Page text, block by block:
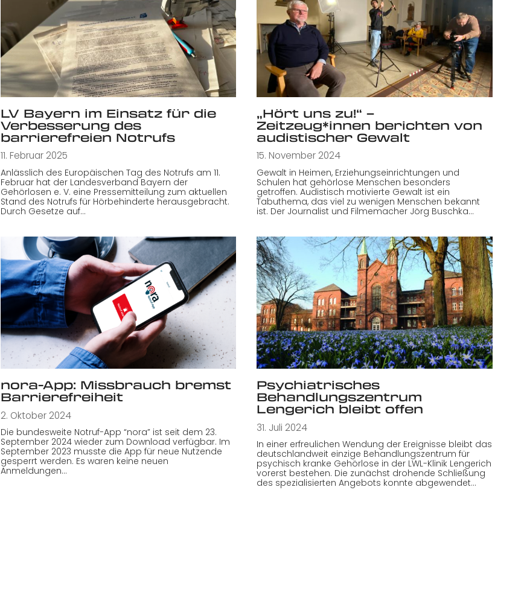
LV Bayern im Einsatz für die
Verbesserung des
barrierefreien Notrufs
11. Februar 2025
Anlässlich des Europäischen Tag des Notrufs am 11.
Februar hat der Landesverband Bayern der
Gehörlosen e. V. eine Pressemitteilung zum aktuellen
Stand des Notrufs für Hörbehinderte herausgebracht.
Durch Gesetze auf…
„Hört uns zu!“ –
Zeitzeug*innen berichten von
audistischer Gewalt
15. November 2024
Gewalt in Heimen, Erziehungseinrichtungen und
Schulen hat gehörlose Menschen besonders
getroffen. Audistisch motivierte Gewalt ist ein
Tabuthema, das viel zu wenigen Menschen bekannt
ist. Der Journalist und Filmemacher Jörg Buschka…
nora-App: Missbrauch bremst
Barrierefreiheit
2. Oktober 2024
Die bundesweite Notruf-App “nora” ist seit dem 23.
September 2024 wieder zum Download verfügbar. Im
September 2023 musste die App für neue Nutzende
gesperrt werden. Es waren keine neuen
Anmeldungen…
Psychiatrisches
Behandlungszentrum
Lengerich bleibt offen
31. Juli 2024
In einer erfreulichen Wendung der Ereignisse bleibt das
deutschlandweit einzige Behandlungszentrum für
psychisch kranke Gehörlose in der LWL-Klinik Lengerich
vorerst bestehen. Die zunächst drohende Schließung
des spezialisierten Angebots konnte abgewendet…